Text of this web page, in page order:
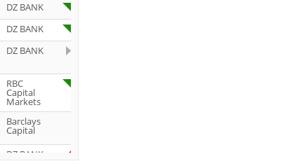
DZ BANK
DZ BANK
DZ BANK
RBC
Capital
Markets
Barclays
Capital
DZ BANK